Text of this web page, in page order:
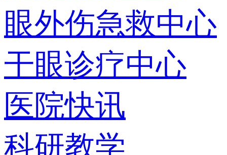
眼外伤急救中心
干眼诊疗中心
医院快讯
科研教学